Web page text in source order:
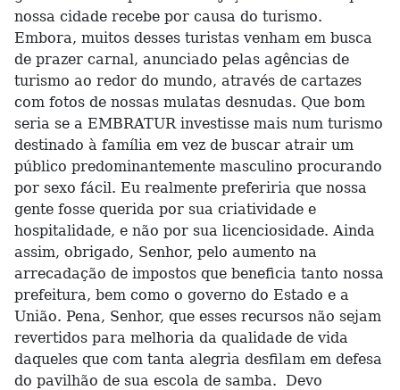
nossa cidade recebe por causa do turismo.
Embora, muitos desses turistas venham em busca
de prazer carnal, anunciado pelas agências de
turismo ao redor do mundo, através de cartazes
com fotos de nossas mulatas desnudas. Que bom
seria se a EMBRATUR investisse mais num turismo
destinado à família em vez de buscar atrair um
público predominantemente masculino procurando
por sexo fácil. Eu realmente preferiria que nossa
gente fosse querida por sua criatividade e
hospitalidade, e não por sua licenciosidade. Ainda
assim, obrigado, Senhor, pelo aumento na
arrecadação de impostos que beneficia tanto nossa
prefeitura, bem como o governo do Estado e a
União. Pena, Senhor, que esses recursos não sejam
revertidos para melhoria da qualidade de vida
daqueles que com tanta alegria desfilam em defesa
do pavilhão de sua escola de samba. Devo